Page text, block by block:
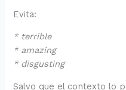
Evita:
* terrible
* amazing
* disgusting
Salvo que el contexto lo